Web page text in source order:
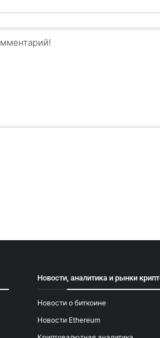
Новости, аналитика и рынки
Новости о биткоине
Новости Ethereum